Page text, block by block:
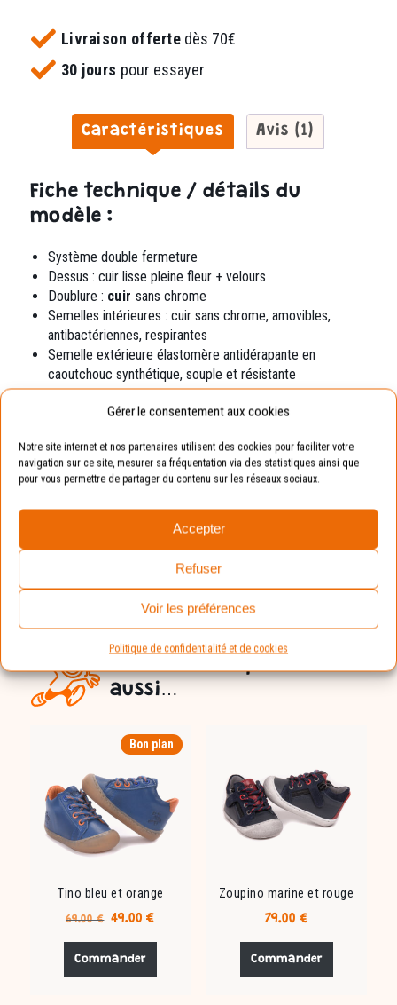
Gérer le consentement aux cookies
Notre site internet et nos partenaires utilisent des cookies pour faciliter votre
navigation sur ce site, mesurer sa fréquentation via des statistiques ainsi que
pour vous permettre de partager du contenu sur les réseaux sociaux.
Accepter
Refuser
Voir les préférences
Politique de confidentialité et de cookies
camel
Livraison offerte dès 70€
30 jours pour essayer
Caractéristiques Avis (1)
Pointure de votre enfant : 19.
Pointure conseillée : 20 (en prenant compte de la
marge de croissance).
adaptée aux pieds de vos enfants.
Fiche technique / détails du
modèle :
Système double fermeture
Dessus : cuir lisse pleine fleur + velours
Doublure : cuir sans chrome
Semelles intérieures : cuir sans chrome, amovibles,
antibactériennes, respirantes
Semelle extérieure élastomère antidérapante en
caoutchouc synthétique, souple et résistante
Vous aimerez peut-être
aussi…
Bon plan
Tino bleu et orange
69.00€
Le
initial
était :
49.00€
Commander
Ce
a
Zoupino marine et rouge
79.00 €
Commander
Ce
a